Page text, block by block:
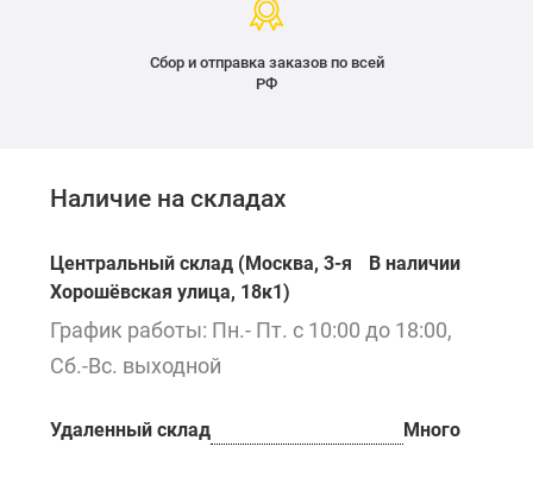
Сбор и отправка заказов по всей
РФ
Наличие на складах
Центральный склад (Москва, 3-я
Хорошёвская улица, 18к1)
В наличии
График работы: Пн.- Пт. с 10:00 до 18:00,
Сб.-Вс. выходной
Удаленный склад Много